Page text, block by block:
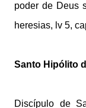
poder de Deus
heresias, lv 5,
Santo Hipólito
Discípulo de